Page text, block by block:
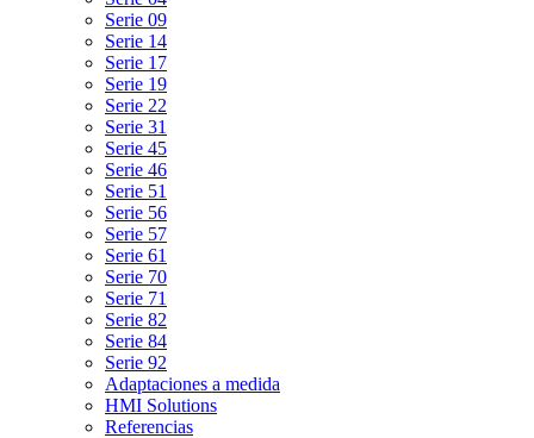
Serie 09
Serie 14
Serie 17
Serie 19
Serie 22
Serie 31
Serie 45
Serie 46
Serie 51
Serie 56
Serie 57
Serie 61
Serie 70
Serie 71
Serie 82
Serie 84
Serie 92
Adaptaciones a medida
HMI Solutions
Referencias